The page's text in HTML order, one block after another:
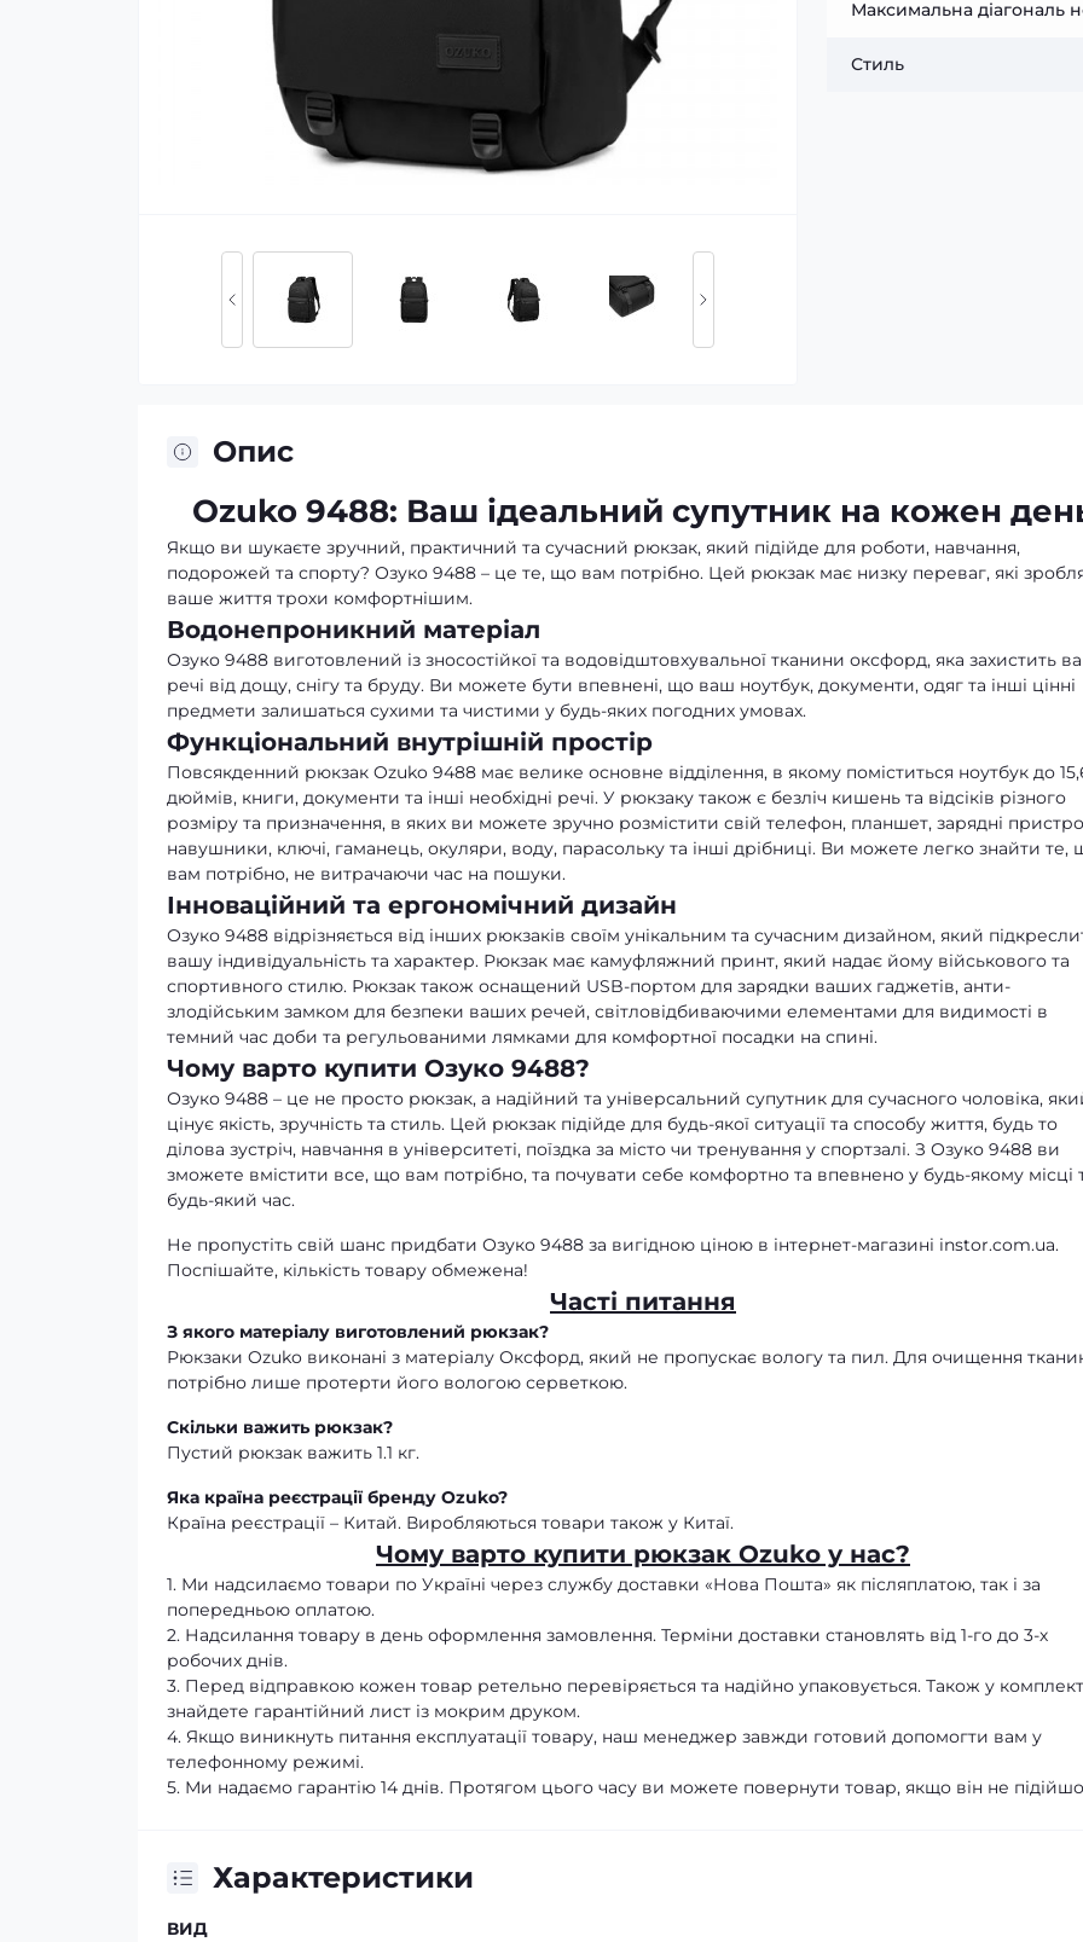
Максимальна діагональ
Стиль
Опис
Ozuko 9488: Ваш ідеальний супутник на кожен
Якщо ви шукаєте зручний, практичний та сучасний рюкзак, який підійде для роботи, навчання,
подорожей та спорту? Озуко 9488 – це те, що вам потрібно. Цей рюкзак має низку переваг, які
ваше життя трохи комфортнішим.
Водонепроникний матеріал
Озуко 9488 виготовлений із зносостійкої та водовідштовхувальної тканини оксфорд, яка захистить
речі від дощу, снігу та бруду. Ви можете бути впевнені, що ваш ноутбук, документи, одяг та інші цінні
предмети залишаться сухими та чистими у будь-яких погодних умовах.
Функціональний внутрішній простір
Повсякденний рюкзак Ozuko 9488 має велике основне відділення, в якому поміститься ноутбук до
дюймів, книги, документи та інші необхідні речі. У рюкзаку також є безліч кишень та відсіків різного
розміру та призначення, в яких ви можете зручно розмістити свій телефон, планшет, зарядні
навушники, ключі, гаманець, окуляри, воду, парасольку та інші дрібниці. Ви можете легко знайти те,
вам потрібно, не витрачаючи час на пошуки.
Інноваційний та ергономічний дизайн
Озуко 9488 відрізняється від інших рюкзаків своїм унікальним та сучасним дизайном, який
вашу індивідуальність та характер. Рюкзак має камуфляжний принт, який надає йому військового та
спортивного стилю. Рюкзак також оснащений USB-портом для зарядки ваших гаджетів, анти-
злодійським замком для безпеки ваших речей, світловідбиваючими елементами для видимості в
темний час доби та регульованими лямками для комфортної посадки на спині.
Чому варто купити Озуко 9488?
Озуко 9488 – це не просто рюкзак, а надійний та універсальний супутник для сучасного чоловіка,
цінує якість, зручність та стиль. Цей рюкзак підійде для будь-якої ситуації та способу життя, будь то
ділова зустріч, навчання в університеті, поїздка за місто чи тренування у спортзалі. З Озуко 9488 ви
зможете вмістити все, що вам потрібно, та почувати себе комфортно та впевнено у будь-якому місці
будь-який час.
Не пропустіть свій шанс придбати Озуко 9488 за вигідною ціною в інтернет-магазині instor.com.ua.
Поспішайте, кількість товару обмежена!
Часті питання
З якого матеріалу виготовлений рюкзак?
Рюкзаки Ozuko виконані з матеріалу Оксфорд, який не пропускає вологу та пил. Для очищення
потрібно лише протерти його вологою серветкою.
Скільки важить рюкзак?
Пустий рюкзак важить 1.1 кг.
Яка країна реєстрації бренду Ozuko?
Країна реєстрації – Китай. Виробляються товари також у Китаї.
Чому варто купити рюкзак Ozuko у нас?
1. Ми надсилаємо товари по Україні через службу доставки «Нова Пошта» як післяплатою, так і за
попередньою оплатою.
2. Надсилання товару в день оформлення замовлення. Терміни доставки становлять від 1-го до 3-х
робочих днів.
3. Перед відправкою кожен товар ретельно перевіряється та надійно упаковується. Також у
знайдете гарантійний лист із мокрим друком.
4. Якщо виникнуть питання експлуатації товару, наш менеджер завжди готовий допомогти вам у
телефонному режимі.
5. Ми надаємо гарантію 14 днів. Протягом цього часу ви можете повернути товар, якщо він не
Характеристики
ВИД